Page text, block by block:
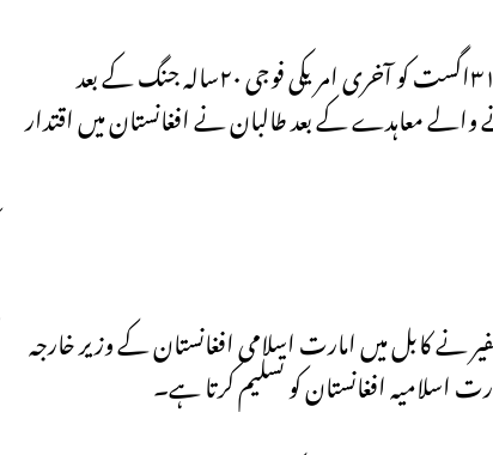
کو امریکہ و نیٹو کی افواج ۱۵اگست ۲۰۲۱ کو افغان سرزمین سےجانےپرمجبورہوئے، اور اسی ماہ ۳۱اگست کو آخری امریکی فوجی ۲۰سالہ جنگ کے بعد
والے معاہدے کے بعد طالبان نے افغانستان میں اقتدار
روس کے سفیر نے کابل میں امارت اسلامی افغانستان کے وزیر خارجہ
اسلامیہ افغانستان کو تسلیم کرتا ہے۔